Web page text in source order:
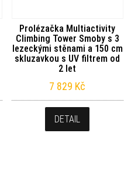
Prolézačka Multiactivity
Climbing Tower Smoby s 3
lezeckými stěnami a 150 cm
skluzavkou s UV filtrem od
2 let
7 829 Kč
DETAIL